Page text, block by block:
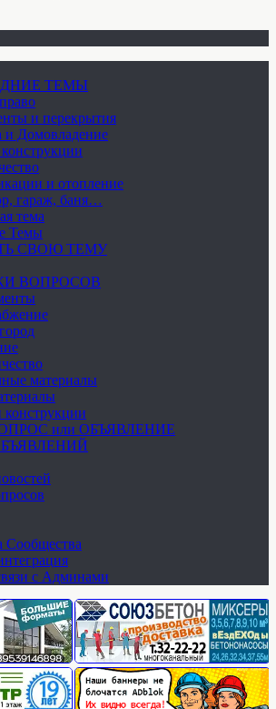
ТЕМЫ
и перекрытия
и Домовладение
и отопление
гараж, баня…
тема
Темы
СВОЮ ТЕМУ
ВОПРОСОВ
материалы
или ОБЪЯВЛЕНИЕ
Сообщества
с Админами